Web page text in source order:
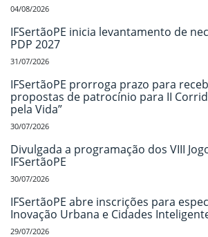
04/08/2026
IFSertãoPE inicia levantamento de
PDP 2027
31/07/2026
IFSertãoPE prorroga prazo para
propostas de patrocínio para II
pela Vida”
30/07/2026
Divulgada a programação dos VIII
IFSertãoPE
30/07/2026
IFSertãoPE abre inscrições para
Inovação Urbana e Cidades
29/07/2026